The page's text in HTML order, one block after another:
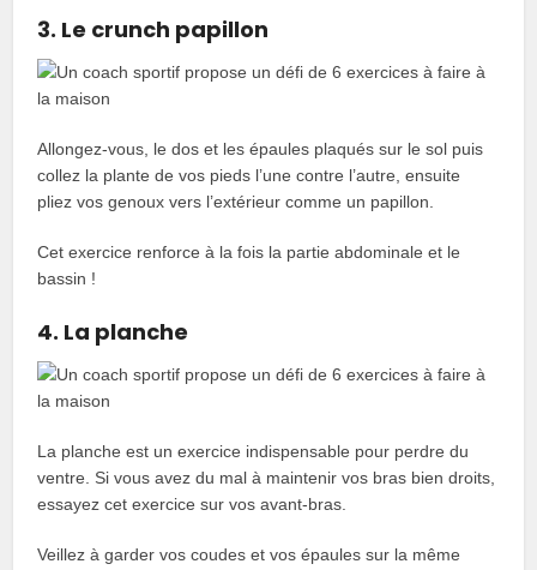
3. Le crunch papillon
Allongez-vous, le dos et les épaules plaqués sur le sol puis
collez la plante de vos pieds l’une contre l’autre, ensuite
pliez vos genoux vers l’extérieur comme un papillon.
Cet exercice renforce à la fois la partie abdominale et le
bassin !
4. La planche
La planche est un exercice indispensable pour perdre du
ventre. Si vous avez du mal à maintenir vos bras bien droits,
essayez cet exercice sur vos avant-bras.
Veillez à garder vos coudes et vos épaules sur la même